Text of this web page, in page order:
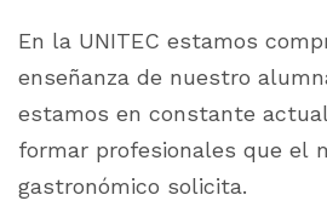
En la UNITEC estamos
enseñanza de nuestro
estamos en constante
formar profesionales que el
gastronómico solicita.